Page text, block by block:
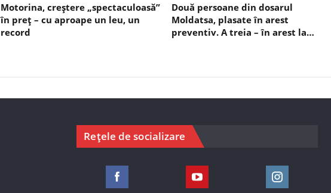
Motorina, creștere „spectaculoasă”
în preț – cu aproape un leu, un
record
Două persoane din dosarul
Moldatsa, plasate în arest
preventiv. A treia – în arest la…
Rețele de socializare